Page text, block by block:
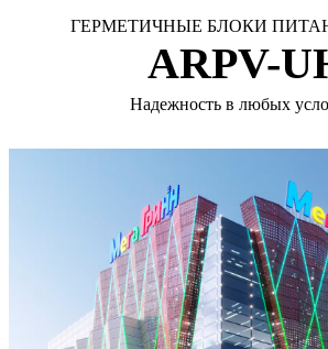
ГЕРМЕТИЧНЫЕ БЛОКИ
ARPV-
Надежность в любых